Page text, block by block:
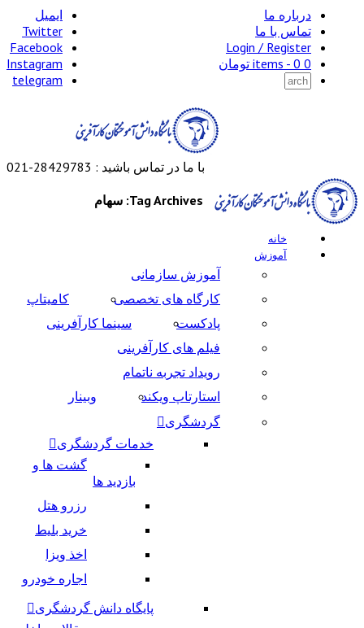
درباره ما
تماس با ما
Login / Register
0 items -
0 تومان
ایمیل
Twitter
Facebook
Instagram
telegram
با ما در تماس باشید : 28429783-021
خانه
آموزش
آموزش سازمانی
کارگاه های تخصصی
کامیتاپ
پادکست
سینما کارآفرینی
فیلم های کارآفرینی
رویداد تجربه ناتمام
استارتاپ ویکند
وبینار
گردشگری
خدمات گردشگری
گشت ها و
بازدید ها
رزرو هتل
خرید بلیط
اخذ ویزا
اجاره خودرو
پایگاه دانش گردشگری
Tag Archives: سهام